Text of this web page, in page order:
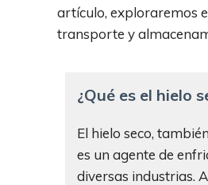
artículo, exploraremos
transporte y
¿Qué es el hielo
El hielo seco,
es un agente de
diversas industrias.